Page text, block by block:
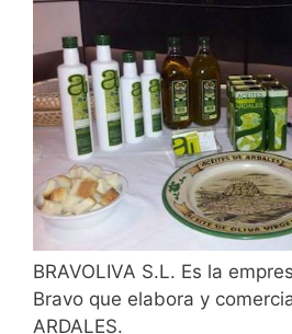
BRAVOLIVA S.L. Es la
Bravo que elabora y
ARDALES.